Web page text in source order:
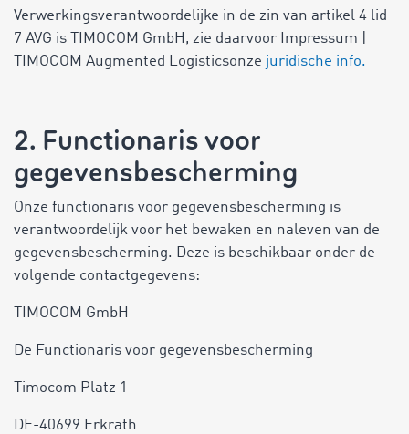
Verwerkingsverantwoordelijke in de zin van artikel 4 lid
7 AVG is TIMOCOM GmbH, zie daarvoor Impressum |
TIMOCOM Augmented Logisticsonze juridische info.
2. Functionaris voor
gegevensbescherming
Onze functionaris voor gegevensbescherming is
verantwoordelijk voor het bewaken en naleven van de
gegevensbescherming. Deze is beschikbaar onder de
volgende contactgegevens:
TIMOCOM GmbH
De Functionaris voor gegevensbescherming
Timocom Platz 1
DE-40699 Erkrath